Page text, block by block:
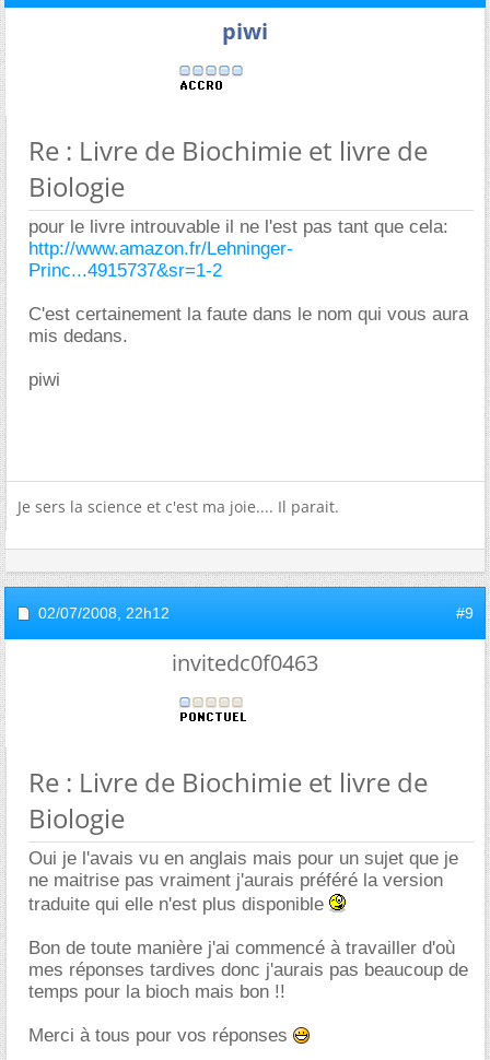
piwi
Re : Livre de Biochimie et livre de
Biologie
pour le livre introuvable il ne l'est pas tant que cela:
http://www.amazon.fr/Lehninger-
Princ...4915737&sr=1-2
C'est certainement la faute dans le nom qui vous aura
mis dedans.
piwi
Je sers la science et c'est ma joie.... Il parait.
02/07/2008, 22h12 #9
invitedc0f0463
Re : Livre de Biochimie et livre de
Biologie
Oui je l'avais vu en anglais mais pour un sujet que je
ne maitrise pas vraiment j'aurais préféré la version
traduite qui elle n'est plus disponible
Bon de toute manière j'ai commencé à travailler d'où
mes réponses tardives donc j'aurais pas beaucoup de
temps pour la bioch mais bon !!
Merci à tous pour vos réponses